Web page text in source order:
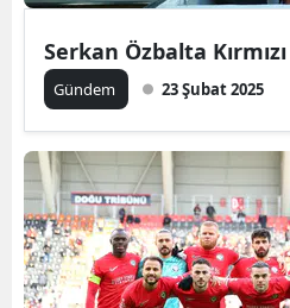
Serkan Özbalta
Gündem 23 Şubat 2025